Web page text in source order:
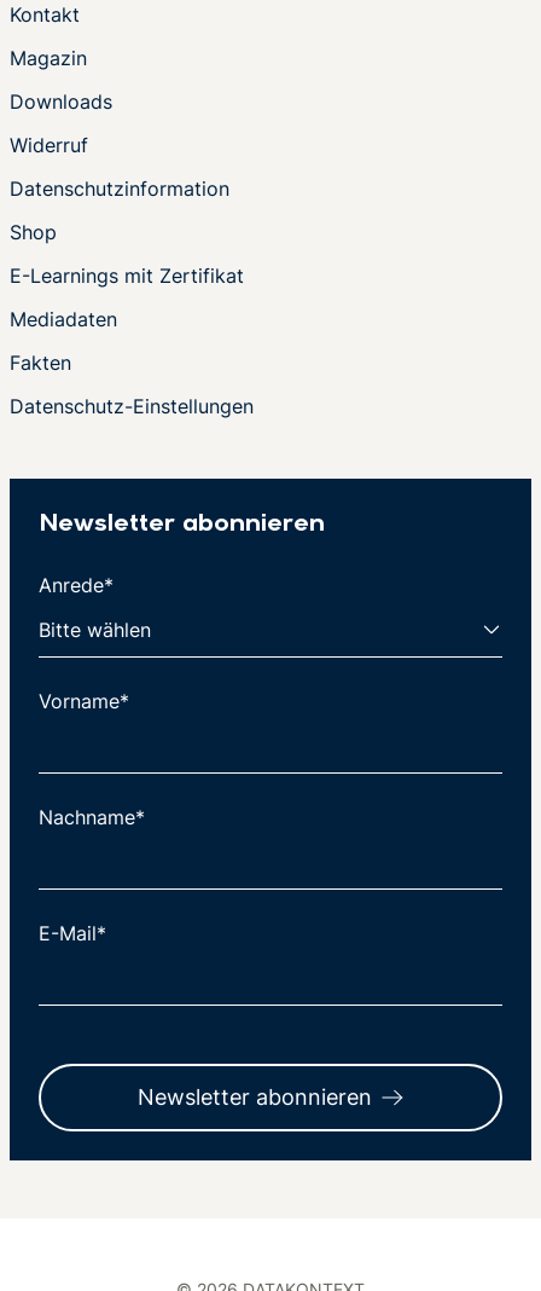
Kontakt
Magazin
Downloads
Widerruf
Datenschutzinformation
Shop
E-Learnings mit Zertifikat
Mediadaten
Fakten
Datenschutz-Einstellungen
Newsletter abonnieren
Anrede*
Vorname*
Nachname*
E-Mail*
Newsletter abonnieren